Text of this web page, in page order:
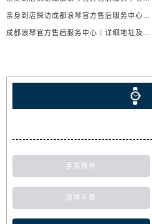
手表保养
浪琴手表